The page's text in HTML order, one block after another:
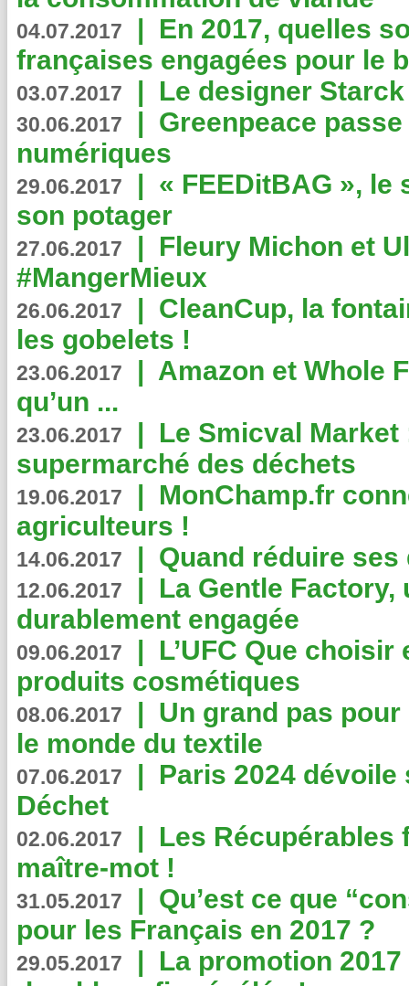
04.07.2017 | En 2017, quelles
françaises engagées pour le
03.07.2017 | Le designer
30.06.2017 | Greenpeace
numériques
29.06.2017 | « FEEDitBAG », le
son potager
27.06.2017 | Fleury Michon et
#MangerMieux
26.06.2017 | CleanCup, la
les gobelets !
23.06.2017 | Amazon et Whole
qu’un ...
23.06.2017 | Le Smicval
supermarché des déchets
19.06.2017 | MonChamp.fr
agriculteurs !
14.06.2017 | Quand réduire
12.06.2017 | La Gentle
durablement engagée
09.06.2017 | L’UFC Que
produits cosmétiques
08.06.2017 | Un grand pas
le monde du textile
07.06.2017 | Paris 2024
Déchet
02.06.2017 | Les Récupérables
maître-mot !
31.05.2017 | Qu’est ce que
pour les Français en 2017 ?
29.05.2017 | La promotion